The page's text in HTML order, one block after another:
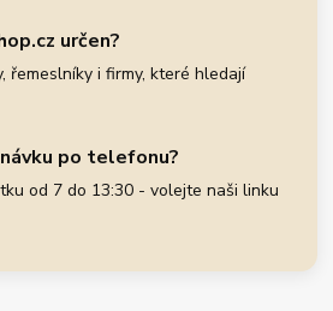
určen?
řemeslníky i firmy, které hledají
po telefonu?
od 7 do 13:30 - volejte naši linku